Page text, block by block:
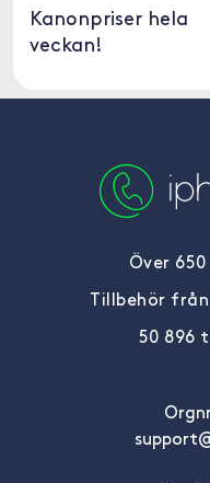
Kanonpriser hela
veckan!
Över
Tillbehör
50 896